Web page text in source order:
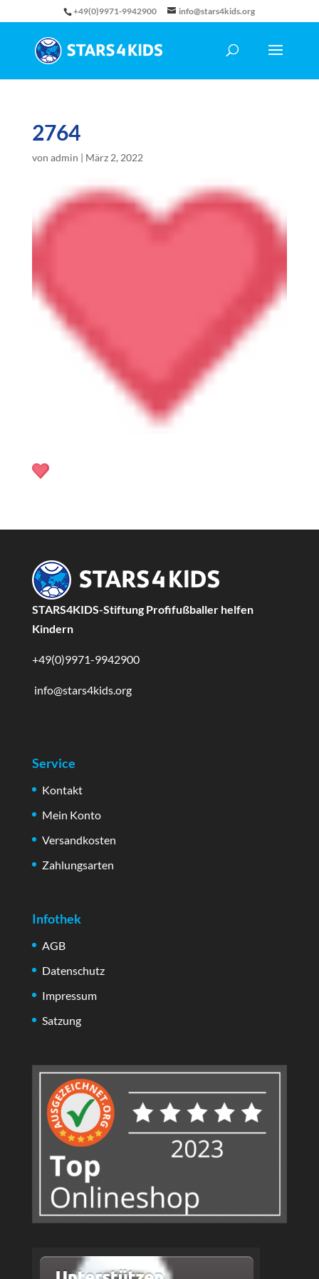
+49(0)9971-9942900 info@stars4kids.org
2764
von admin | März 2, 2022
STARS4KIDS-Stiftung Profifußballer helfen
Kindern
+49(0)9971-9942900
info@stars4kids.org
Service
Kontakt
Mein Konto
Versandkosten
Zahlungsarten
Infothek
AGB
Datenschutz
Impressum
Satzung